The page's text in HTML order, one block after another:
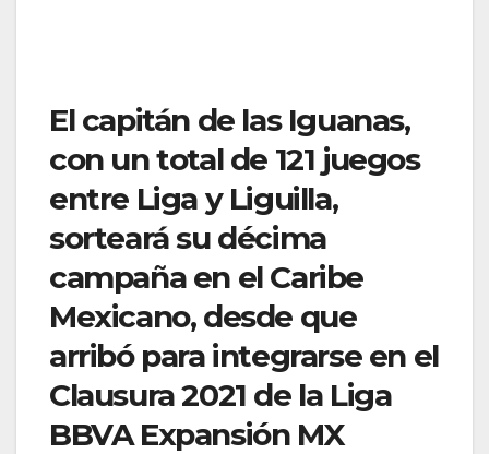
El capitán de las Iguanas,
con un total de 121 juegos
entre Liga y Liguilla,
sorteará su décima
campaña en el Caribe
Mexicano, desde que
arribó para integrarse en el
Clausura 2021 de la Liga
BBVA Expansión MX